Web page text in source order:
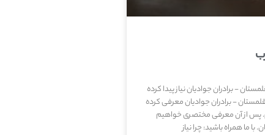
- برادران جوادیان نیاز پیدا کرده
- برادران جوادیان معرفی کرده
پس از آن معرفی مختصری خواهیم
ما همراه باشید: چرا نیاز